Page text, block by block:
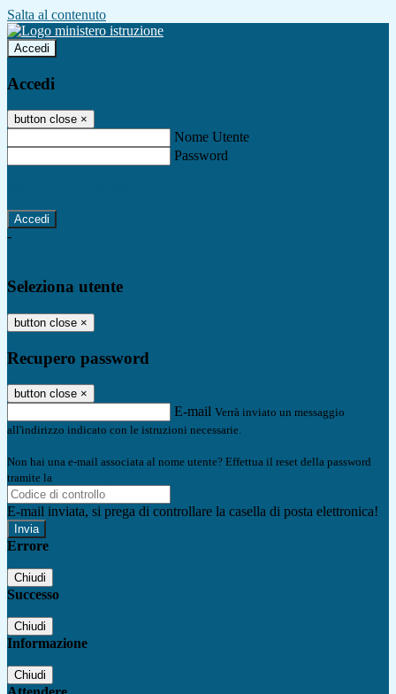
Salta al contenuto
Accedi
Accedi
button close ×
Nome Utente
Password
-
Seleziona utente
button close ×
Recupero password
button close ×
E-mail Verrà inviato un messaggio
all'indirizzo indicato con le istruzioni necessarie.
Non hai una e-mail associata al nome utente? Effettua il reset della password
tramite la
E-mail inviata, si prega di controllare la casella di posta elettronica!
Errore
Chiudi
Successo
Chiudi
Informazione
Chiudi